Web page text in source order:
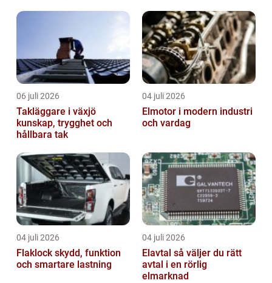
06 juli 2026
Takläggare i växjö
kunskap, trygghet och
hållbara tak
04 juli 2026
Elmotor i modern industri
och vardag
04 juli 2026
Flaklock skydd, funktion
och smartare lastning
04 juli 2026
Elavtal så väljer du rätt
avtal i en rörlig
elmarknad